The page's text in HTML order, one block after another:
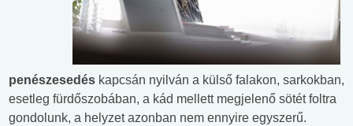
penészesedés kapcsán nyilván a külső falakon, sarkokban,
esetleg fürdőszobában, a kád mellett megjelenő sötét foltra
gondolunk, a helyzet azonban nem ennyire egyszerű.